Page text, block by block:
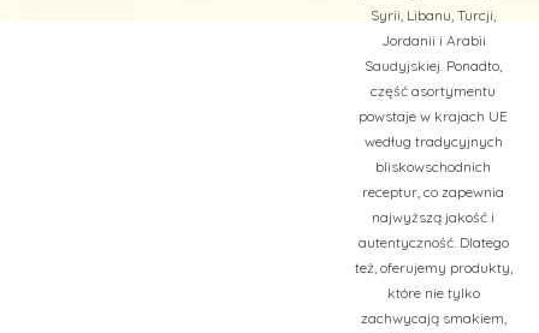
Syrii, Libanu, Turcji,
Jordanii i Arabii
Saudyjskiej. Ponadto,
część asortymentu
powstaje w krajach UE
według tradycyjnych
bliskowschodnich
receptur, co zapewnia
najwyższą jakość i
autentyczność. Dlatego
też, oferujemy produkty,
które nie tylko
zachwycają smakiem,